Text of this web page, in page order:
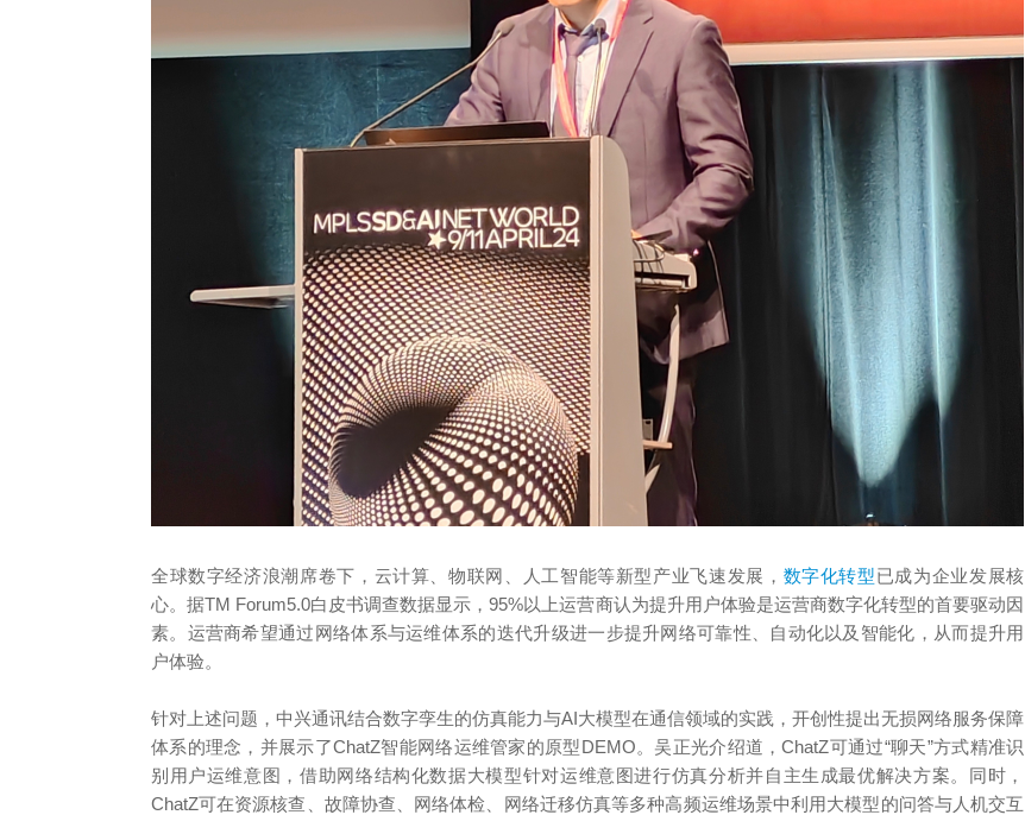
全球数字经济浪潮席卷下，云计算、物联网、人工智能等新型产业飞速发展， 数字化转型已成为企业发展核
心。据TM Forum5.0白皮书调查数据显示，95%以上运营商认为提升用户体验是运营商数字化转型的首要驱动因
素。运营商希望通过网络体系与运维体系的迭代升级进一步提升网络可靠性、自动化以及智能化，从而提升用
户体验。
针对上述问题，中兴通讯结合数字孪生的仿真能力与AI大模型在通信领域的实践，开创性提出无损网络服务保障
体系的理念，并展示了ChatZ智能网络运维管家的原型DEMO。吴正光介绍道，ChatZ可通过“聊天”方式精准识
别用户运维意图，借助网络结构化数据大模型针对运维意图进行仿真分析并自主生成最优解决方案。同时，
ChatZ可在资源核查、故障协查、网络体检、网络迁移仿真等多种高频运维场景中利用大模型的问答与人机交互